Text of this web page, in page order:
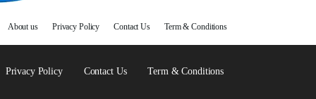
About us Privacy Policy Contact Us Term & Conditions
Privacy Policy Contact Us Term & Conditions